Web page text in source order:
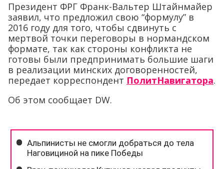
Президент ФРГ Франк-Вальтер Штайнмайер
заявил, что предложил свою “формулу” в
2016 году для того, чтобы сдвинуть с
мертвой точки переговоры в нормандском
формате, так как стороны конфликта не
готовы были предпринимать большие шаги
в реализации минских договоренностей,
передает корреспондент ПолитНавигатора.
Об этом сообщает DW.